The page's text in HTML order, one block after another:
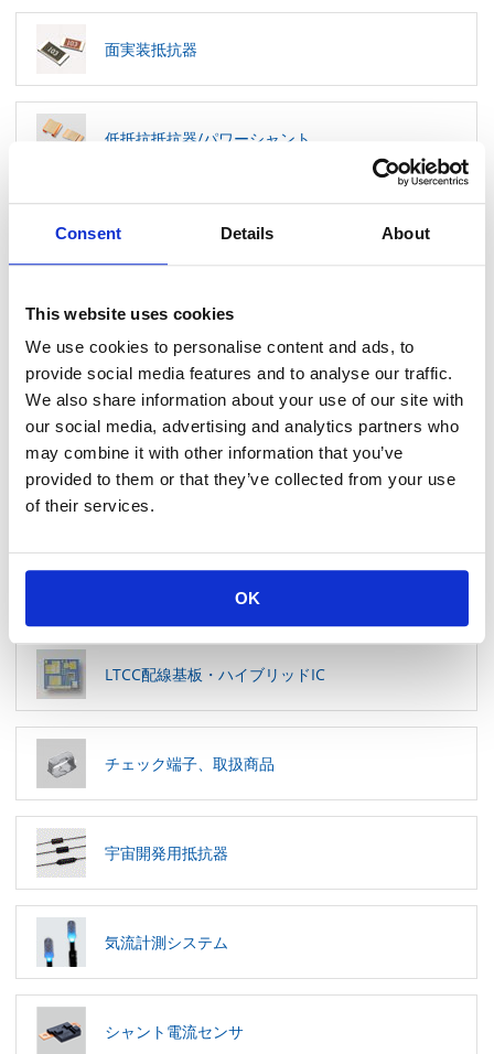
Consent Details About
This website uses cookies
We use cookies to personalise content and ads, to
provide social media features and to analyse our traffic.
We also share information about your use of our site with
our social media, advertising and analytics partners who
may combine it with other information that you’ve
provided to them or that they’ve collected from your use
of their services.
OK
面実装抵抗器
低抵抗抵抗器/パワーシャント
リード線形抵抗器
温度センサ・サーミスタ
硫化反応チップ
ヒューズ
LTCC配線基板・ハイブリッドIC
チェック端子、取扱商品
宇宙開発用抵抗器
気流計測システム
シャント電流センサ